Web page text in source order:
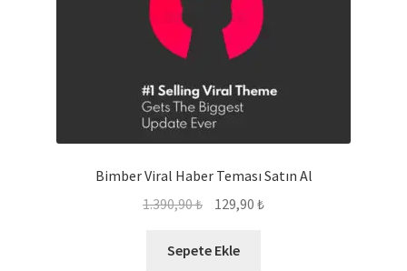
Bimber Viral Haber Teması Satın Al
1.390,90₺
Orijinal
1.390,90 ₺.
129,90 ₺Şu
Sepete Ekle